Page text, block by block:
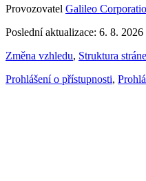
Provozovatel Galileo
Poslední aktualizace: 6. 8. 2026
Změna vzhledu, Struktura
Prohlášení o přístupnosti,